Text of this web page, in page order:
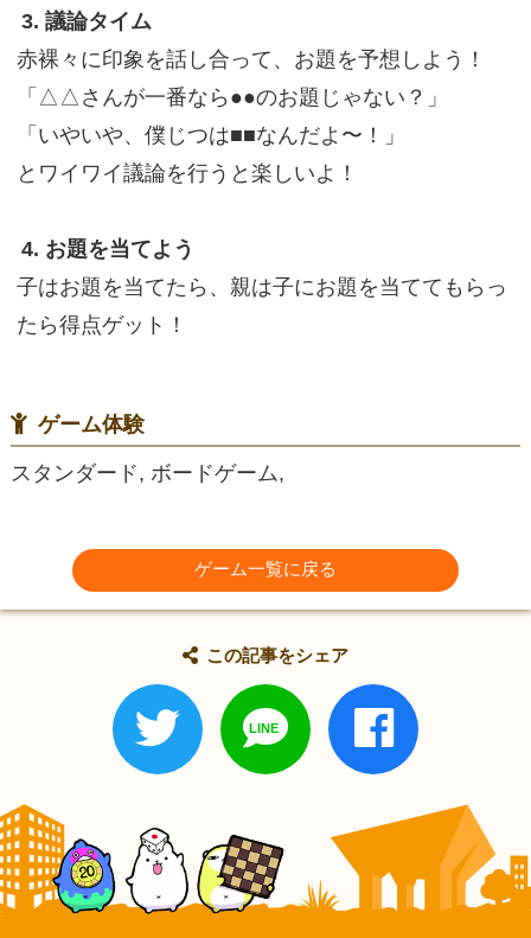
3. 議論タイム
赤裸々に印象を話し合って、お題を予想しよう！
「△△さんが一番なら●●のお題じゃない？」
「いやいや、僕じつは■■なんだよ〜！」
とワイワイ議論を行うと楽しいよ！
4. お題を当てよう
子はお題を当てたら、親は子にお題を当ててもらっ
たら得点ゲット！
ゲーム体験
スタンダード, ボードゲーム,
ゲーム一覧に戻る
この記事をシェア